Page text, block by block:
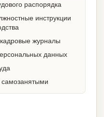
распорядка
инструкции
журналы
данных